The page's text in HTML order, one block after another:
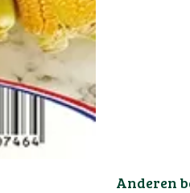
Anderen